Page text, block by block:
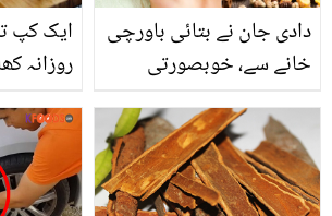
ایک کپ
روزانہ
دیے
بیجوں
چھپی
سی چیز
دادی جان نے بتائی باورچی
خانے سے، خوبصورتی
بڑھانے اور جلد کے مسائل
حل کرنے والی کچھ بیوٹی
ٹپس